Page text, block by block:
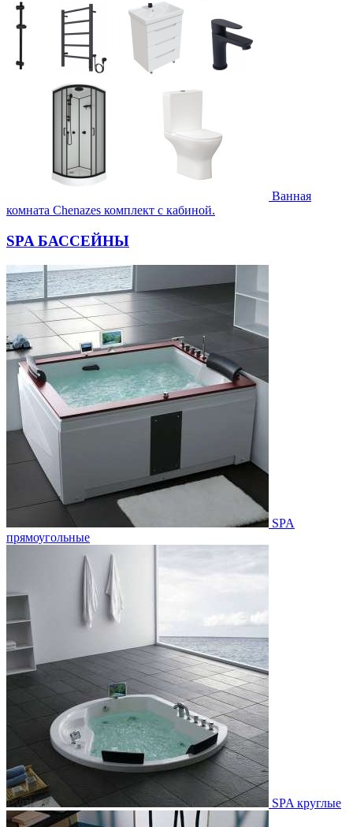
Ванная
комната Chenazes комплект с кабиной.
SPA БАССЕЙНЫ
SPA
прямоугольные
SPA круглые